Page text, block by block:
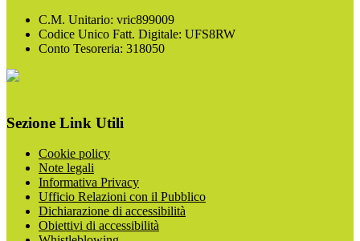
C.M. Unitario: vric899009
Codice Unico Fatt. Digitale: UFS8RW
Conto Tesoreria: 318050
Sezione Link Utili
Cookie policy
Note legali
Informativa Privacy
Ufficio Relazioni con il Pubblico
Dichiarazione di accessibilità
Obiettivi di accessibilità